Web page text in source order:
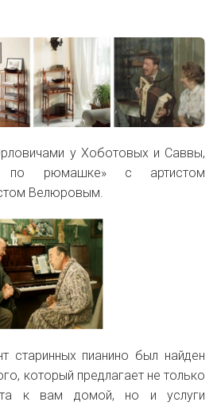
у Хоботовых и Саввы,
по рюмашке» с артистом
Велюровым.
старинных пианино был найден
который предлагает не только
к вам домой, но и услуги